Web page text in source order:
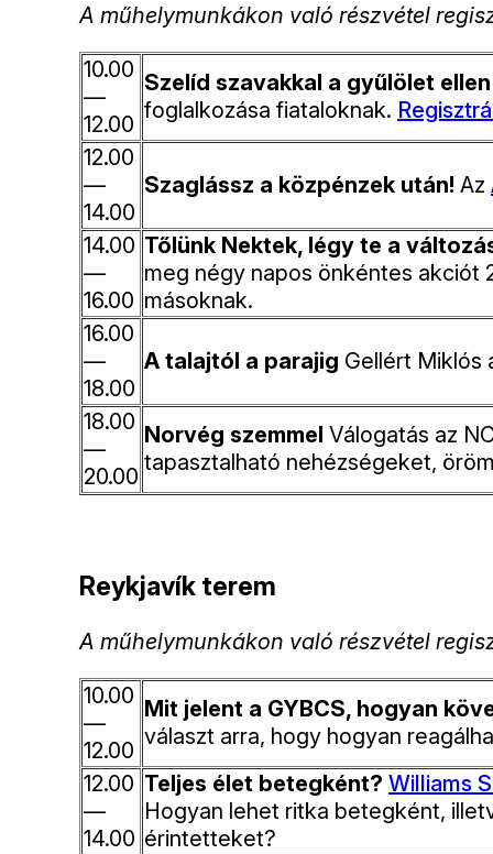
A műhelymunkákon való részvétel
10.00
—
12.00
Szelíd szavakkal a gyűlölet ellen
foglalkozása fiataloknak.
12.00
—
14.00
Szaglássz a közpénzek után! Az
14.00
—
16.00
Tőlünk Nektek, légy te a
meg négy napos önkéntes akciót
másoknak.
16.00
—
18.00
A talajtól a parajig Gellért Miklós
18.00
—
20.00
Norvég szemmel Válogatás az
tapasztalható nehézségeket,
Reykjavík terem
A műhelymunkákon való részvétel
10.00
—
12.00
Mit jelent a GYBCS, hogyan
választ arra, hogy hogyan
12.00
—
14.00
Teljes élet betegként? Williams
Hogyan lehet ritka betegként,
érintetteket?